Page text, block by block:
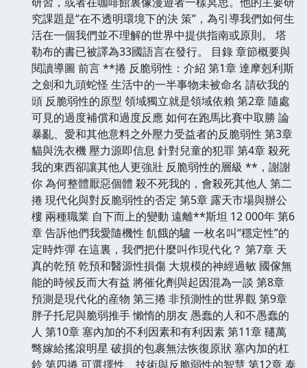
究課題是“在不透明環境下的決 策”，為引導我們如何生
活在一個我們並不理解的世界中提供指南或原則。 塔
勒布的書已被譯為33國語言在發行。 目錄 章節概要與
閱讀導圖 前言 **捲 反脆弱性：介紹 第1章 達摩剋利斯
之劍和九頭蛇怪 生活中的一半事物未被命名 請砍我的
頭 反脆弱性的原型 領域獨立就是領域依賴 第2章 隨處
可見的過度補償和過度反應 如何在跑馬比賽中取勝 論
暴亂、愛和其他意料之外壓力受益者的反脆弱性 第3章
貓與洗衣機 壓力源即信息 針對兒童的犯罪 第4章 殺死
我的東西卻讓其他人更強壯 反脆弱性的層級 **，謝謝
你 為何整體厭惡個體 殺不死我的，會殺死其他人 第二
捲 現代化與對反脆弱性的否定 第5章 露天市場與辦公
樓 兩種職業 自下而上的變動 遠離**斯坦 12 000年 第6
章 告訴他們我愛隨機性 飢餓的驢 一枚名叫“穩定性”的
定時炸彈 在這裏，我們把什麼叫作現代化？ 第7章 天
真的乾預 乾預和醫源性損傷 大規模的神經過敏 國傢無
能的時候反而大有益 將催化劑與起因混為一談 第8章
預測是現代化的産物 第三捲 非預測性的世界觀 第9章
胖子托尼與脆弱推手 懶惰的朋友 愚蠢的人和不愚蠢的
人 第10章 塞內加的不利因素和有利因素 第11章 韆萬
彆嫁給搖滾明星 破損的包裹無法恢復原狀 塞內加的杠
鈴 第四捲 可選擇性、技術與反脆弱性的智慧 第12章 泰